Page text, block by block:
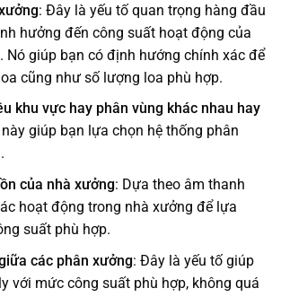
: Đây là yếu tố quan trọng hàng đầu
hưởng đến công suất hoạt động của
Nó giúp bạn có định hướng chính xác để
cũng như số lượng loa phù hợp.
khu vực hay phân vùng khác nhau hay
này giúp bạn lựa chọn hệ thống phân
của nhà xưởng: Dựa theo âm thanh
hoạt động trong nhà xưởng để lựa
suất phù hợp.
các phân xưởng: Đây là yếu tố giúp
với mức công suất phù hợp, không quá